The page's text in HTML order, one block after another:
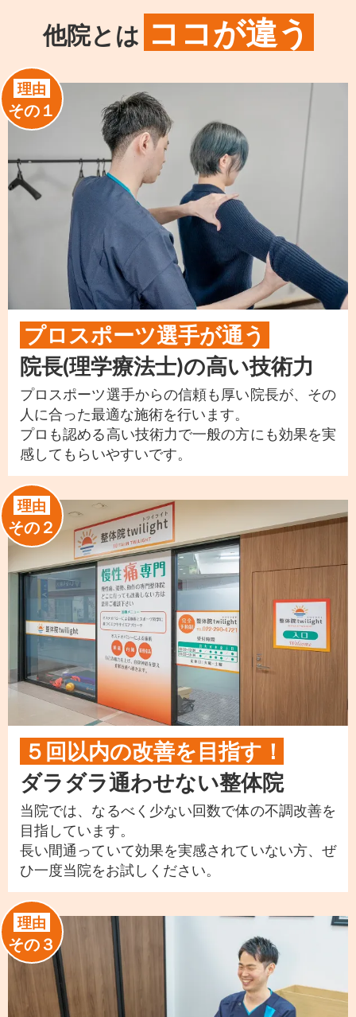
他院とは ココが違う
理由
その１
プロスポーツ選手が通う
院長(理学療法士)の高い技術力
プロスポーツ選手からの信頼も厚い院長が、その
人に合った最適な施術を行います。
プロも認める高い技術力で一般の方にも効果を実
感してもらいやすいです。
理由
その２
５回以内の改善を目指す！
ダラダラ通わせない整体院
当院では、なるべく少ない回数で体の不調改善を
目指しています。
長い間通っていて効果を実感されていない方、ぜ
ひ一度当院をお試しください。
理由
その３